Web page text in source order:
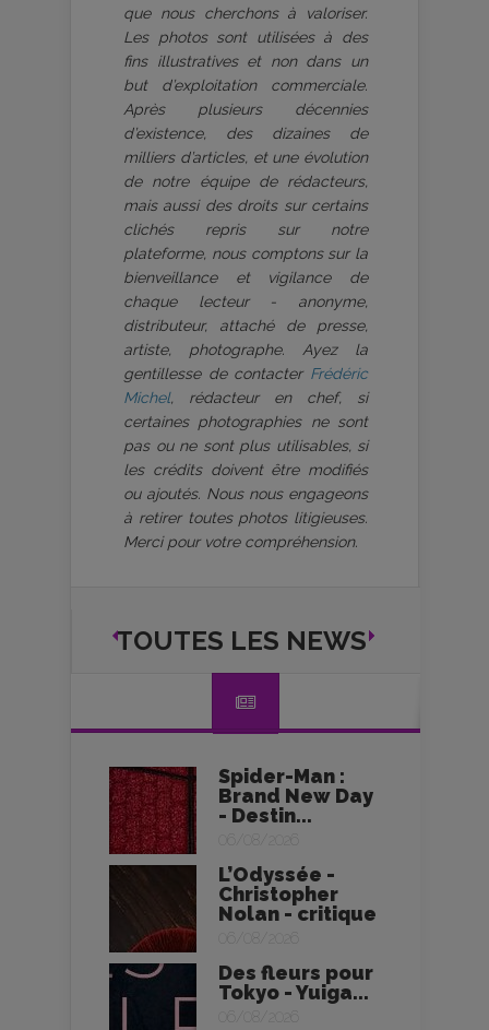
que nous cherchons à valoriser.
Les photos sont utilisées à des
fins illustratives et non dans un
but d’exploitation commerciale.
Après plusieurs décennies
d’existence, des dizaines de
milliers d’articles, et une évolution
de notre équipe de rédacteurs,
mais aussi des droits sur certains
clichés repris sur notre
plateforme, nous comptons sur la
bienveillance et vigilance de
chaque lecteur - anonyme,
distributeur, attaché de presse,
artiste, photographe. Ayez la
gentillesse de contacter Frédéric
Michel, rédacteur en chef, si
certaines photographies ne sont
pas ou ne sont plus utilisables, si
les crédits doivent être modifiés
ou ajoutés. Nous nous engageons
à retirer toutes photos litigieuses.
Merci pour votre compréhension.
TOUTES LES NEWS
Spider-Man :
Brand New Day
- Destin...
06/08/2026
L’Odyssée -
Christopher
Nolan - critique
06/08/2026
Des fleurs pour
Tokyo - Yuiga...
06/08/2026